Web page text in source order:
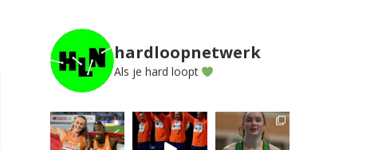
hardloopnetwerk
Als je hard loopt